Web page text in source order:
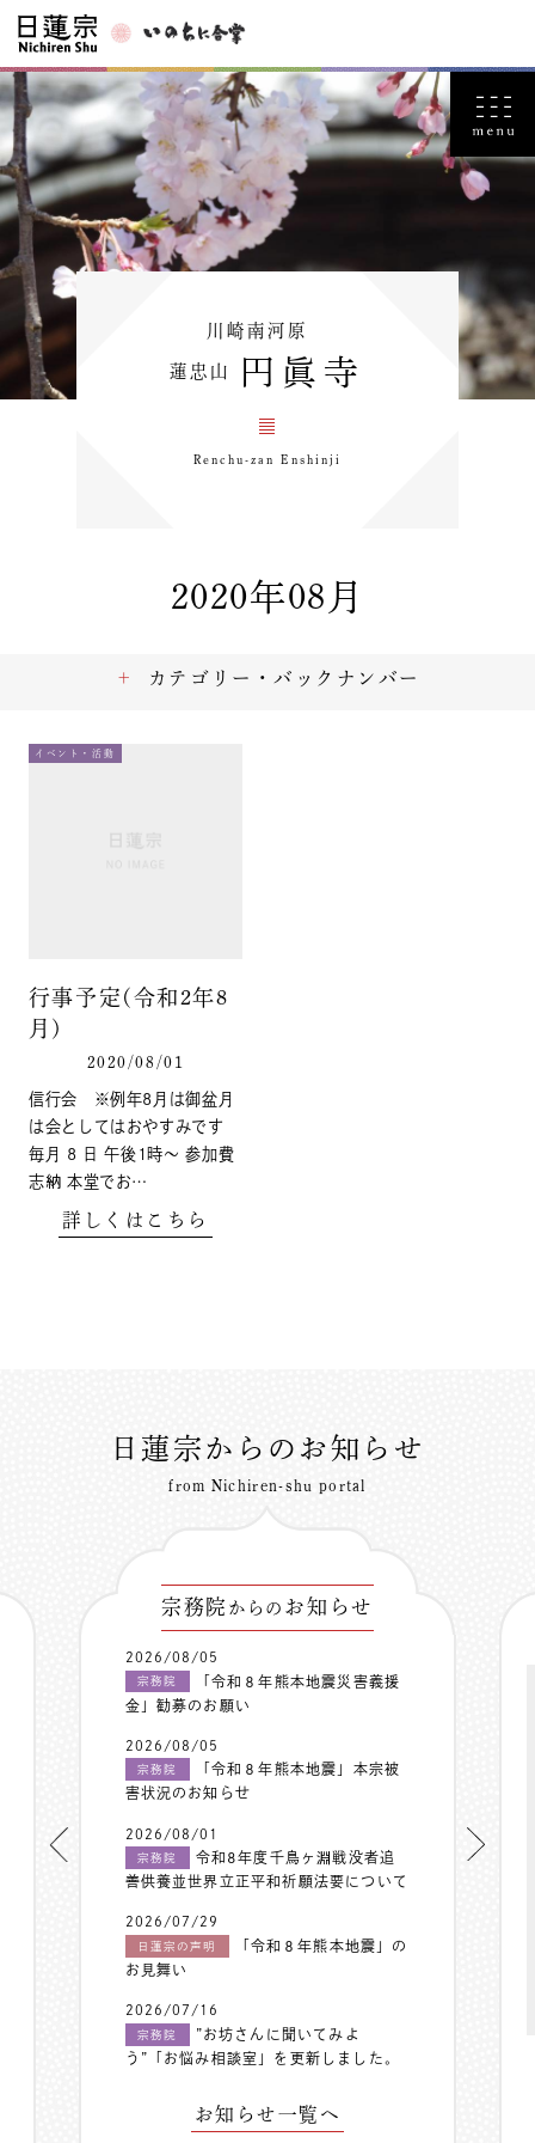
川崎南河原
蓮忠山 円眞寺
Renchu-zan Enshinji
2020年08月
イベント・活動
行事予定(令和2年8
月)
2020/08/01
信行会 ※例年8月は御盆月
は会としてはおやすみです
毎月 8 日 午後1時〜 参加費
志納 本堂でお…
詳しくはこちら
カテゴリー・バックナンバー
日蓮宗からのお知らせ
from Nichiren-shu portal
宗務院 からの お知らせ
2026/08/05
宗務院
「令和８年熊本地震災害義援
金」勧募のお願い
2026/08/05
宗務院
「令和８年熊本地震」本宗被
害状況のお知らせ
2026/08/01
宗務院
令和8年度千鳥ヶ淵戦没者追
善供養並世界立正平和祈願法要について
2026/07/29
日蓮宗の声明
「令和８年熊本地震」の
お見舞い
2026/07/16
宗務院
”お坊さんに聞いてみよ
う”「お悩み相談室」を更新しました。
お知らせ一覧へ